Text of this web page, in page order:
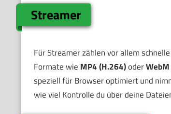
Streamer
Für Streamer zählen vor allem
Formate wie MP4 (H.264)oderWebM
speziell für Browser optimiert und
wie viel Kontrolle du über deine